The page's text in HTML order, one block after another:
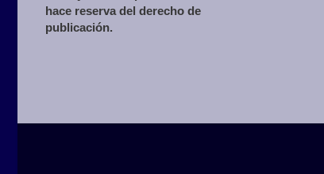
hace reserva del derecho de
publicación.